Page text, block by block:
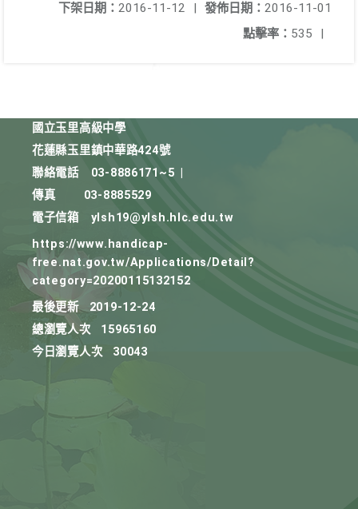
發佈日期： 2016-11-01
下架日期： 2016-11-12
|
點擊率： 535 |
國立玉里高級中學
花蓮縣玉里鎮中華路424號
聯絡電話
03-8886171~5
傳真
03-8885529
電子信箱
ylsh19@ylsh.hlc.edu.tw
https://www.handicap-
free.nat.gov.tw/Applications/Detail?
category=20200115132152
最後更新
2019-12-24
總瀏覽人次
15965160
今日瀏覽人次
30043